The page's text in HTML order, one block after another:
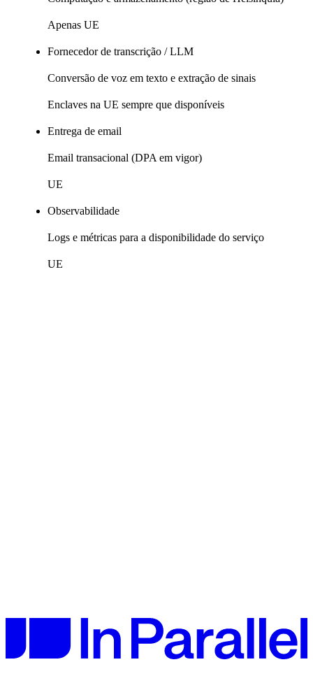
Apenas UE
Fornecedor de transcrição / LLM
Conversão de voz em texto e extração de sinais
Enclaves na UE sempre que disponíveis
Entrega de email
Email transacional (DPA em vigor)
UE
Observabilidade
Logs e métricas para a disponibilidade do serviço
UE